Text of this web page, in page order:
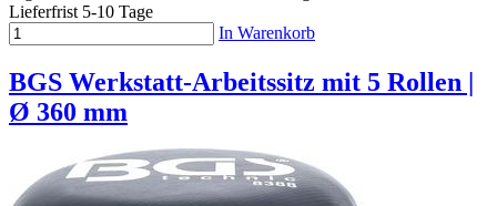
Lieferfrist 5-10 Tage
In Warenkorb
BGS Werkstatt-Arbeitssitz mit 5 Rollen |
Ø 360 mm